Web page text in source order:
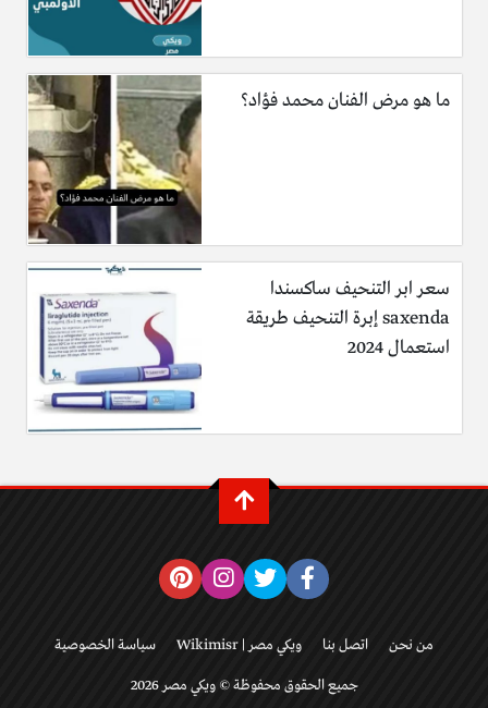
ما هو مرض الفنان محمد فؤاد؟
سعر ابر التنحيف ساكسندا
saxenda إبرة التنحيف طريقة
استعمال 2024
من نحن اتصل بنا ويكي مصر | Wikimisr سياسة الخصوصية
جميع الحقوق محفوظة © ويكي مصر 2026